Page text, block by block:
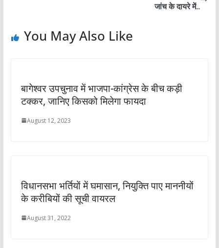
जांच के दायरे में..
You May Also Like
बागेश्वर उपचुनाव में भाजपा-कांग्रेस के बीच कड़ी
टक्कर, जानिए किसको मिलेगा फायदा
August 12, 2023
विधानसभा भर्तियों में घमासान, नियुक्ति पाए माननीयों
के करीबियों की सूची वायरल
August 31, 2022